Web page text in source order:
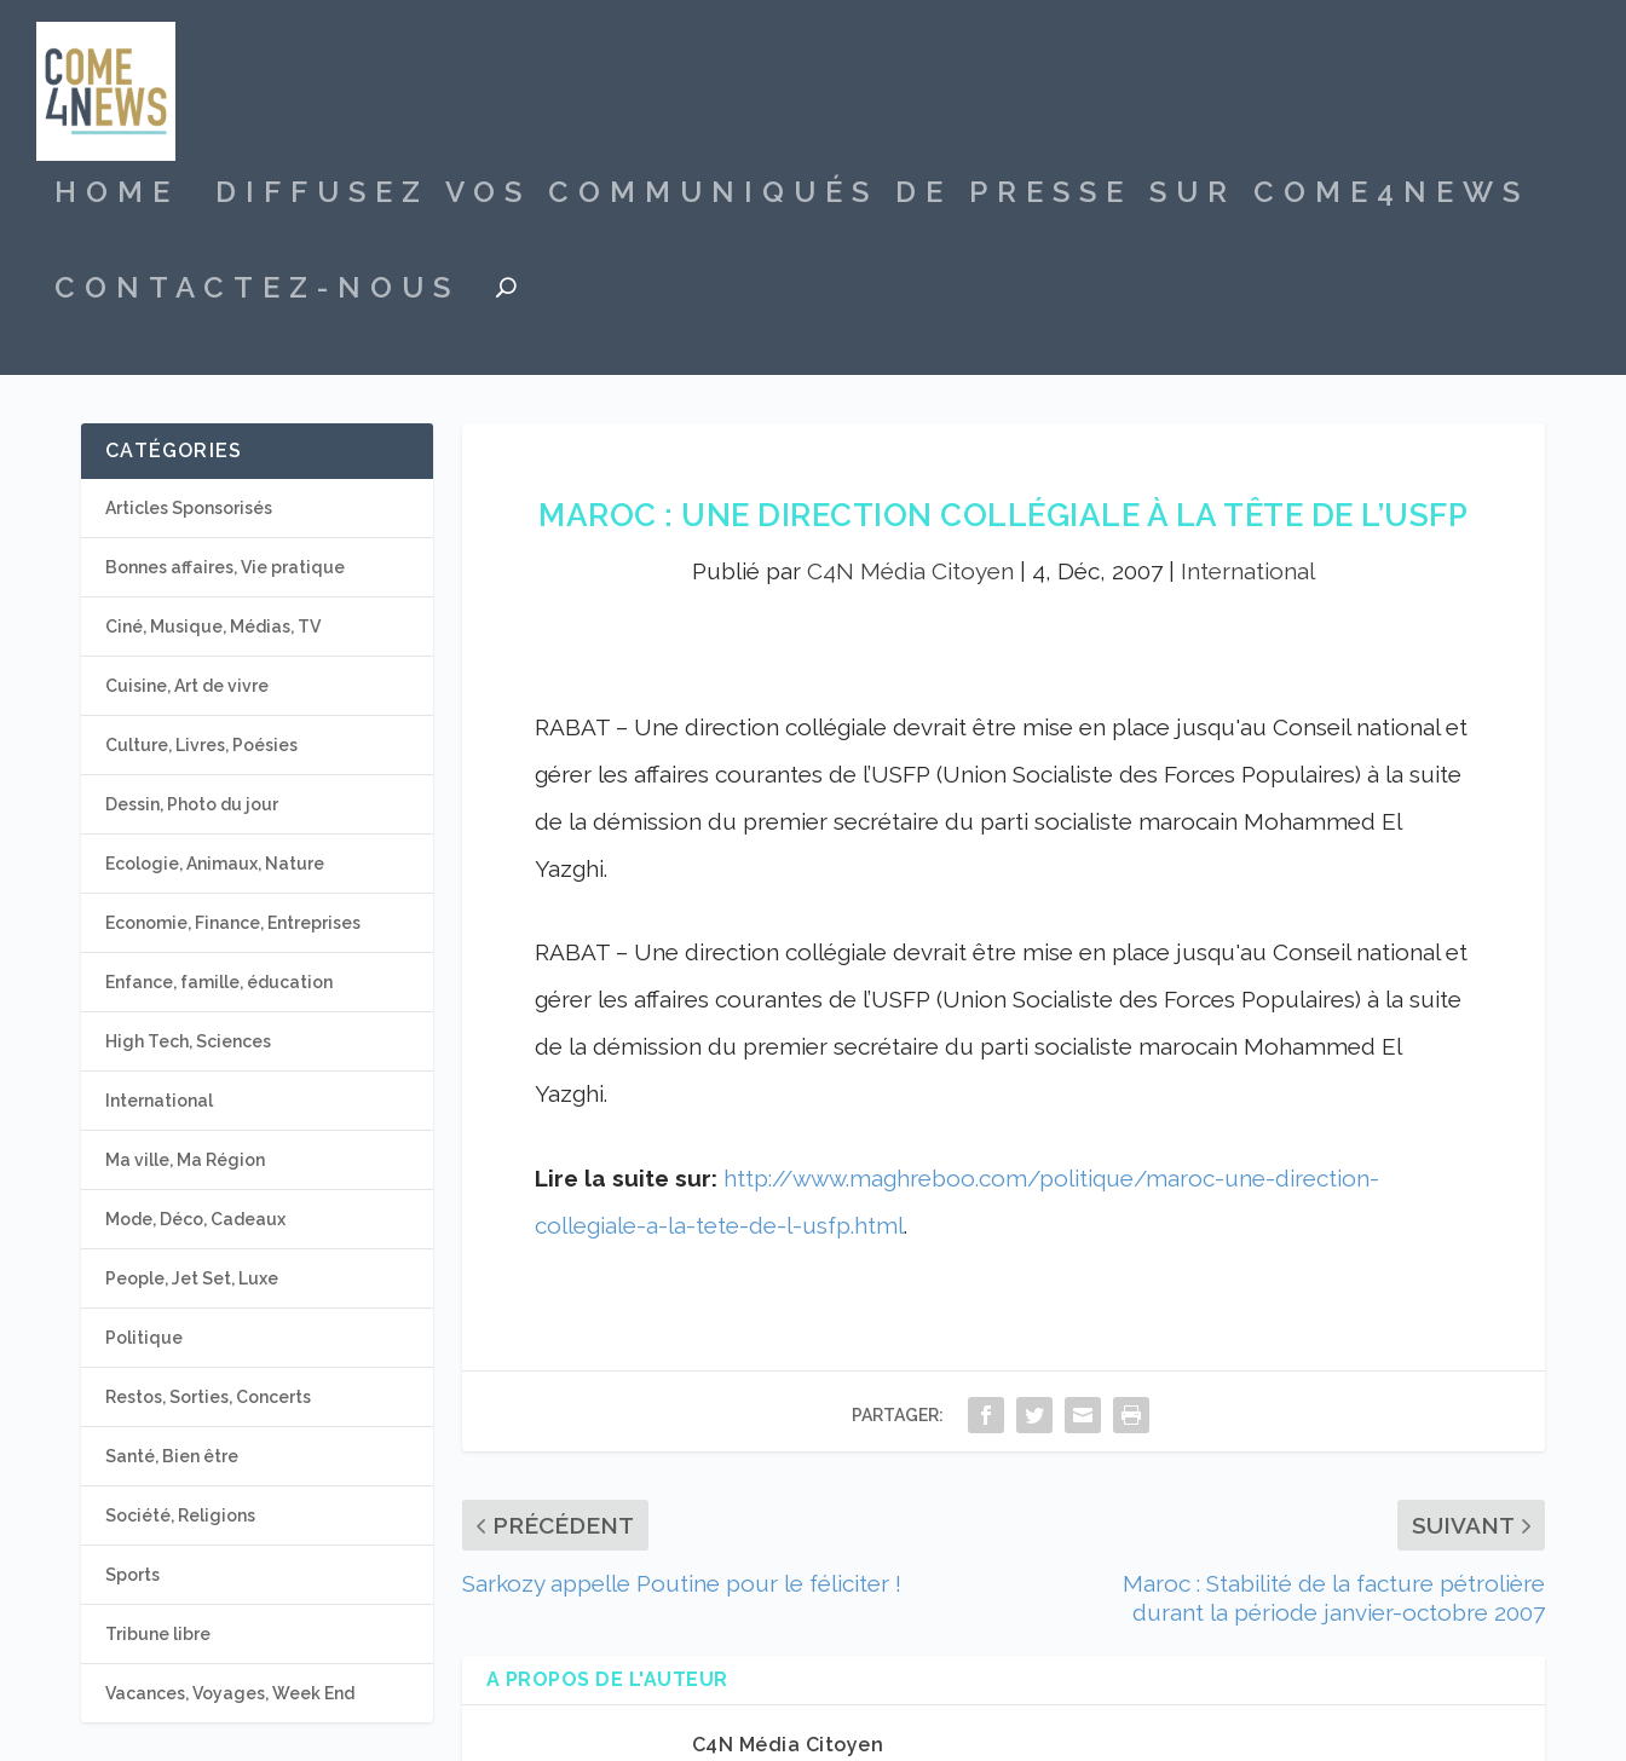
HOME DIFFUSEZ VOS COMMUNIQUÉS DE PRESSE SUR COME4NEWS
CONTACTEZ-NOUS
MAROC : UNE DIRECTION COLLÉGIALE À LA TÊTE DE L’USFP
Publié par C4N Média Citoyen 4, Déc, 2007| International
RABAT – Une direction collégiale devrait être mise en place jusqu'au Conseil national et
gérer les affaires courantes de l’USFP (Union Socialiste des Forces Populaires) à la suite
de la démission du premier secrétaire du parti socialiste marocain Mohammed El
Yazghi.
RABAT – Une direction collégiale devrait être mise en place jusqu'au Conseil national et
gérer les affaires courantes de l’USFP (Union Socialiste des Forces Populaires) à la suite
de la démission du premier secrétaire du parti socialiste marocain Mohammed El
Yazghi.
Lire la suite sur: http://www.maghreboo.com/politique/maroc-une-direction-
collegiale-a-la-tete-de-l-usfp.html.
PARTAGER:
PRÉCÉDENT
Sarkozy appelle Poutine pour le féliciter !
SUIVANT
Maroc : Stabilité de la facture pétrolière
durant la période janvier-octobre 2007
A PROPOS DE L'AUTEUR
C4N Média Citoyen
CATÉGORIES
Articles Sponsorisés
Bonnes affaires, Vie pratique
Ciné, Musique, Médias, TV
Cuisine, Art de vivre
Culture, Livres, Poésies
Dessin, Photo du jour
Ecologie, Animaux, Nature
Economie, Finance, Entreprises
Enfance, famille, éducation
High Tech, Sciences
International
Ma ville, Ma Région
Mode, Déco, Cadeaux
People, Jet Set, Luxe
Politique
Restos, Sorties, Concerts
Santé, Bien être
Société, Religions
Sports
Tribune libre
Vacances, Voyages, Week End